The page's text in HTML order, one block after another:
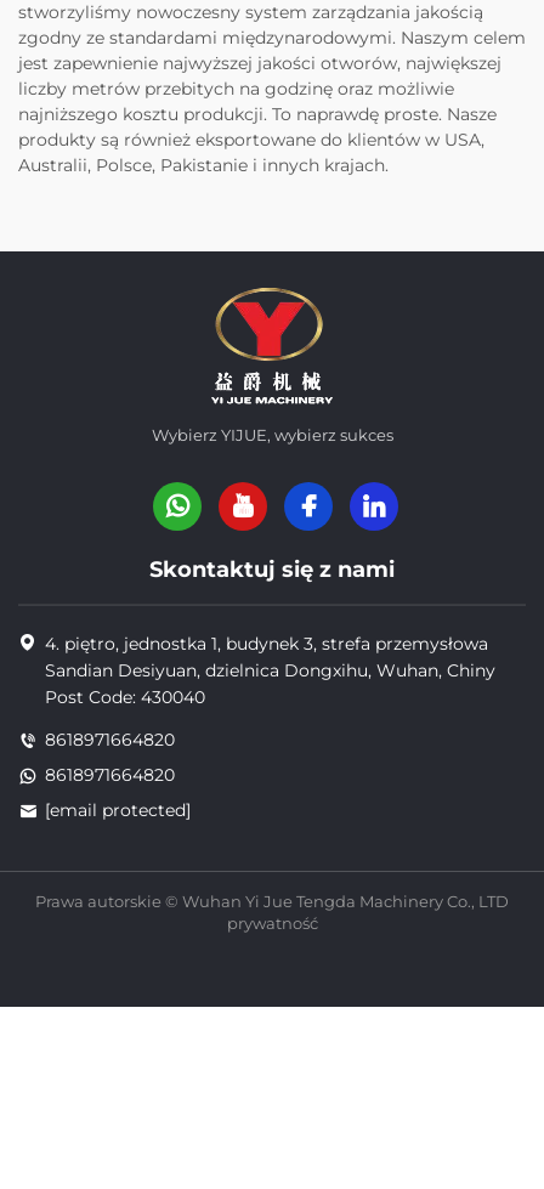
stworzyliśmy nowoczesny system zarządzania jakością
zgodny ze standardami międzynarodowymi. Naszym celem
jest zapewnienie najwyższej jakości otworów, największej
liczby metrów przebitych na godzinę oraz możliwie
najniższego kosztu produkcji. To naprawdę proste. Nasze
produkty są również eksportowane do klientów w USA,
Australii, Polsce, Pakistanie i innych krajach.
Wybierz YIJUE, wybierz sukces
Skontaktuj się z nami
4. piętro, jednostka 1, budynek 3, strefa przemysłowa
Sandian Desiyuan, dzielnica Dongxihu, Wuhan, Chiny
Post Code: 430040
8618971664820
8618971664820
[email protected]
Prawa autorskie © Wuhan Yi Jue Tengda Machinery Co., LTD
prywatność